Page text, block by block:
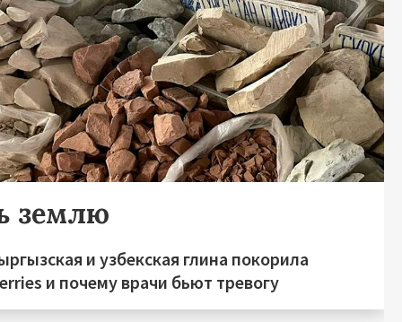
землю
и узбекская глина покорила
и почему врачи бьют тревогу